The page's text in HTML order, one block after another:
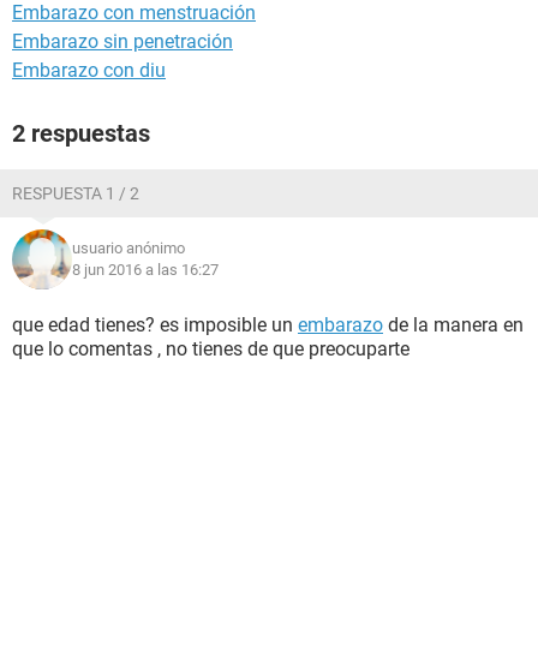
Embarazo con menstruación
Embarazo sin penetración
Embarazo con diu
2 respuestas
RESPUESTA 1 / 2
usuario anónimo
8 jun 2016 a las 16:27
que edad tienes? es imposible un embarazo de la manera en
que lo comentas , no tienes de que preocuparte